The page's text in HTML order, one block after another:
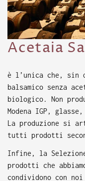
Acetaia
è l’unica che, sin
balsamico senza
biologico. Non
Modena IGP,
La produzione si
tutti prodotti
Infine, la
prodotti che
condividono con